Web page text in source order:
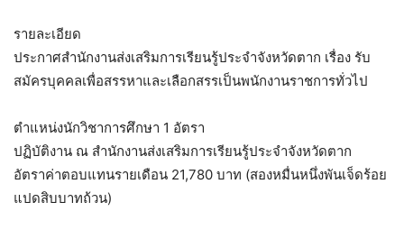
รายละเอียด
ประกาศสำนักงานส่งเสริมการเรียนรู้ประจำจังหวัดตาก เรื่อง รับ
สมัครบุคคลเพื่อสรรหาและเลือกสรรเป็นพนักงานราชการทั่วไป
ตำแหน่งนักวิชาการศึกษา 1 อัตรา
ปฏิบัติงาน ณ สำนักงานส่งเสริมการเรียนรู้ประจำจังหวัดตาก
อัตราค่าตอบแทนรายเดือน 21,780 บาท (สองหมื่นหนึ่งพันเจ็ดร้อย
แปดสิบบาทถ้วน)